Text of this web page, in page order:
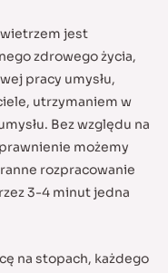
jest
zdrowego życia,
pracy umysłu,
utrzymaniem w
Bez względu na
możemy
rozpracowanie
3-4 minut jedna
na stopach, każdego